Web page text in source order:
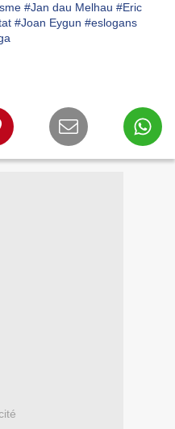
#Jan dau Melhau #Eric
#Joan Eygun #eslogans